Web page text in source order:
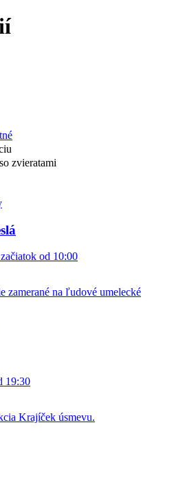
zvieratami
od 10:00
zamerané na ľudové umelecké
19:30
Krajíček úsmevu.